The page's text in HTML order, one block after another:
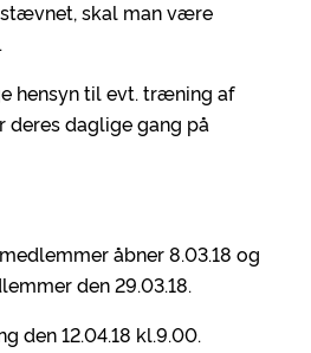
skal man være
hensyn til evt. træning af
deres daglige gang på
åbner 8.03.18 og
den 29.03.18.
den 12.04.18 kl.9.00.